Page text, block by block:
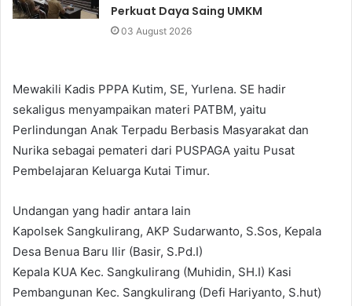
Perkuat Daya Saing UMKM
03 August 2026
Mewakili Kadis PPPA Kutim, SE, Yurlena. SE hadir
sekaligus menyampaikan materi PATBM, yaitu
Perlindungan Anak Terpadu Berbasis Masyarakat dan
Nurika sebagai pemateri dari PUSPAGA yaitu Pusat
Pembelajaran Keluarga Kutai Timur.
Undangan yang hadir antara lain
Kapolsek Sangkulirang, AKP Sudarwanto, S.Sos, Kepala
Desa Benua Baru Ilir (Basir, S.Pd.I)
Kepala KUA Kec. Sangkulirang (Muhidin, SH.I) Kasi
Pembangunan Kec. Sangkulirang (Defi Hariyanto, S.hut)